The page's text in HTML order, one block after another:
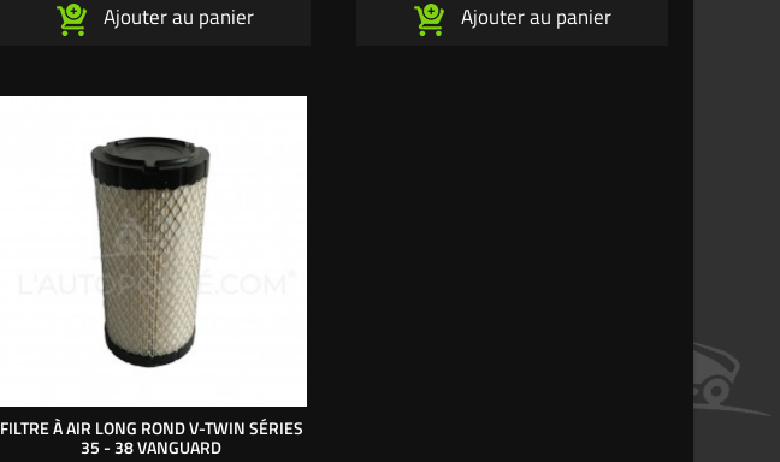
Ajouter au panier Ajouter au panier
FILTRE À AIR LONG ROND V-TWIN SÉRIES
35 - 38 VANGUARD